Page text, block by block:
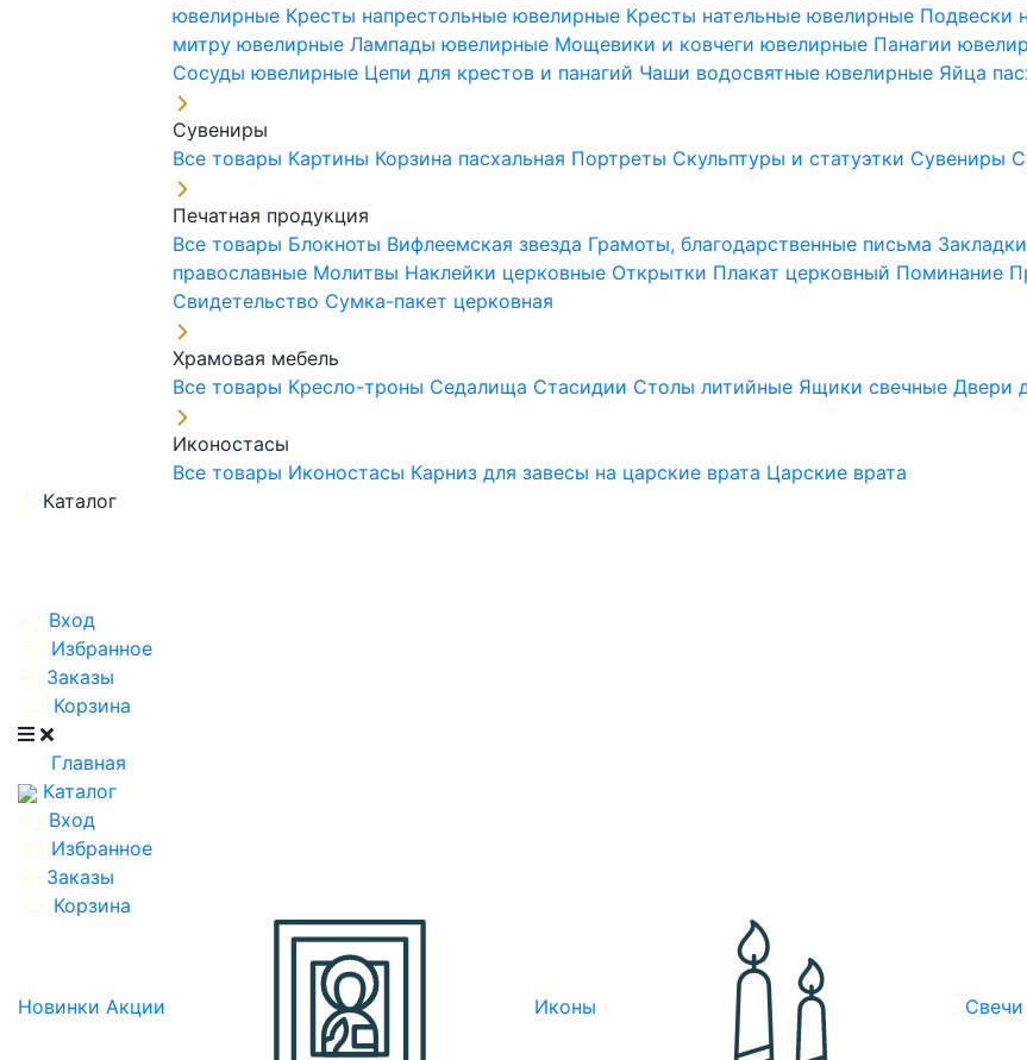
ювелирные Кресты напрестольные ювелирные Кресты нательные ювелирные Подвески
митру ювелирныеЛампады ювелирные Мощевики и ковчеги ювелирные Панагии
Сосуды ювелирные Цепи для крестов и панагий Чаши водосвятные ювелирные Яйца
Сувениры
Все товары Картины Корзина пасхальная Портреты Скульптуры и статуэтки Сувениры
Печатная продукция
Все товары Блокноты Вифлеемская звезда Грамоты, благодарственные письма Закладки
православные Молитвы Наклейки церковные Открытки Плакат церковный Поминание
Свидетельство Сумка-пакет церковная
Храмовая мебель
Все товары Кресло-троны Седалища Стасидии Столы литийные Ящики свечныеДвери
Иконостасы
Все товары Иконостасы Карниз для завесы на царские врата Царские врата
Каталог
Вход
Избранное
Заказы
Корзина
Главная
Каталог
Вход
Избранное
Заказы
Корзина
Новинки Акции Иконы Свечи